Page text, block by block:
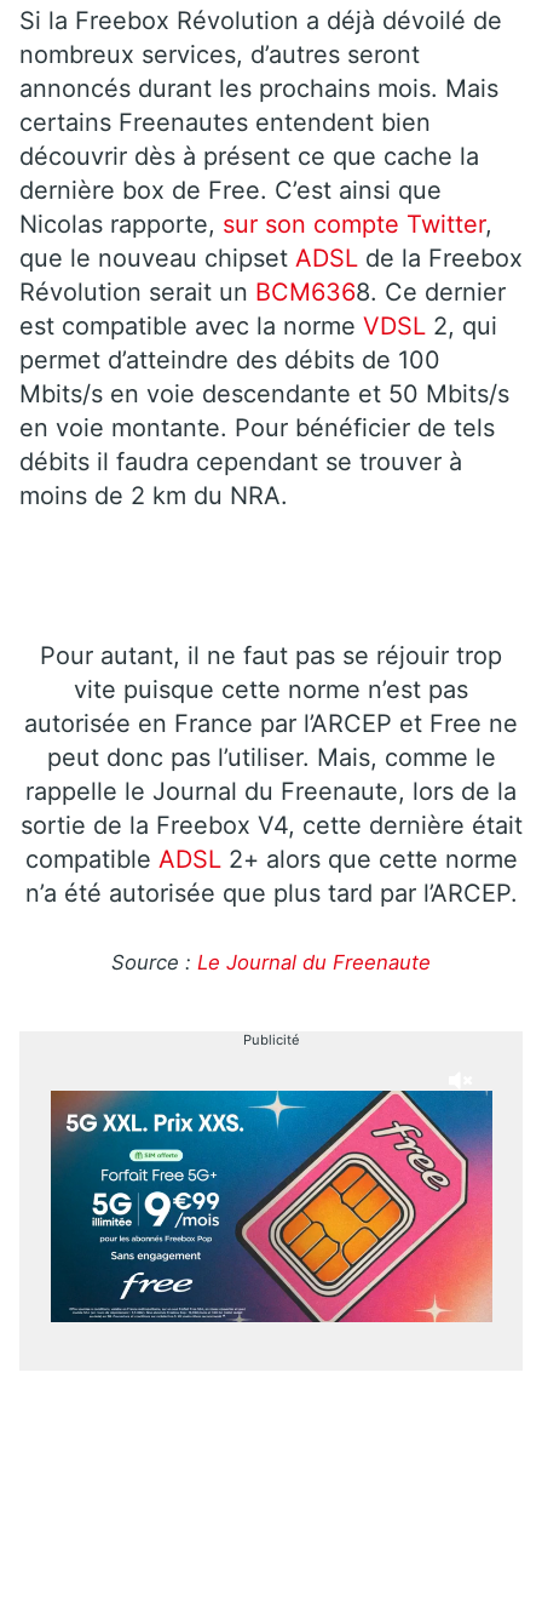
Si la Freebox Révolution a déjà dévoilé de
nombreux services, d’autres seront
annoncés durant les prochains mois. Mais
certains Freenautes entendent bien
découvrir dès à présent ce que cache la
dernière box de Free. C’est ainsi que
Nicolas rapporte, sur son compte Twitter,
que le nouveau chipset ADSL de la Freebox
Révolution serait un BCM6368. Ce dernier
est compatible avec la norme VDSL 2, qui
permet d’atteindre des débits de 100
Mbits/s en voie descendante et 50 Mbits/s
en voie montante. Pour bénéficier de tels
débits il faudra cependant se trouver à
moins de 2 km du NRA.
Pour autant, il ne faut pas se réjouir trop
vite puisque cette norme n’est pas
autorisée en France par l’ARCEP et Free ne
peut donc pas l’utiliser. Mais, comme le
rappelle le Journal du Freenaute, lors de la
sortie de la Freebox V4, cette dernière était
compatible ADSL 2+ alors que cette norme
n’a été autorisée que plus tard par l’ARCEP.
Source : Le Journal du Freenaute
Publicité